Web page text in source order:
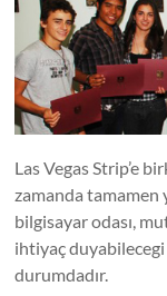
Athletic
Uluslararası
ve
Sportif
Danışmanlık
–
International
Las Vegas Strip’e
zamanda tamamen
bilgisayar odası,
ihtiyaç
durumdadır.